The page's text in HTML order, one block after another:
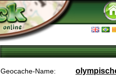
Geocache-Name: